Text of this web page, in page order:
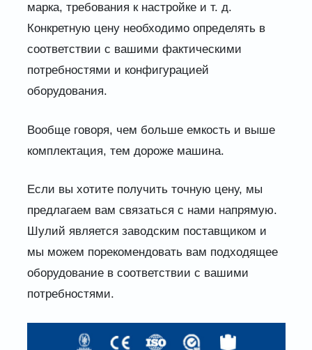
марка, требования к настройке и т. д.
Конкретную цену необходимо определять в
соответствии с вашими фактическими
потребностями и конфигурацией
оборудования.
Вообще говоря, чем больше емкость и выше
комплектация, тем дороже машина.
Если вы хотите получить точную цену, мы
предлагаем вам связаться с нами напрямую.
Шулий является заводским поставщиком и
мы можем порекомендовать вам подходящее
оборудование в соответствии с вашими
потребностями.